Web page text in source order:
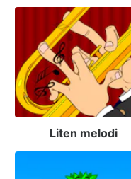
Liten melodi